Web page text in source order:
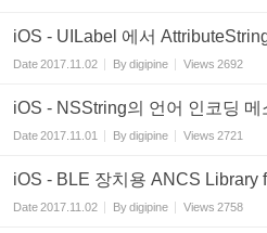
iOS - UILabel 에서
Date2017.11.02 Bydigipine Views 2692
iOS - NSString의 언어 인코딩 메
Date2017.11.01 Bydigipine Views 2721
iOS - BLE 장치용 ANCS Library
Date2017.11.02 Bydigipine Views 2758